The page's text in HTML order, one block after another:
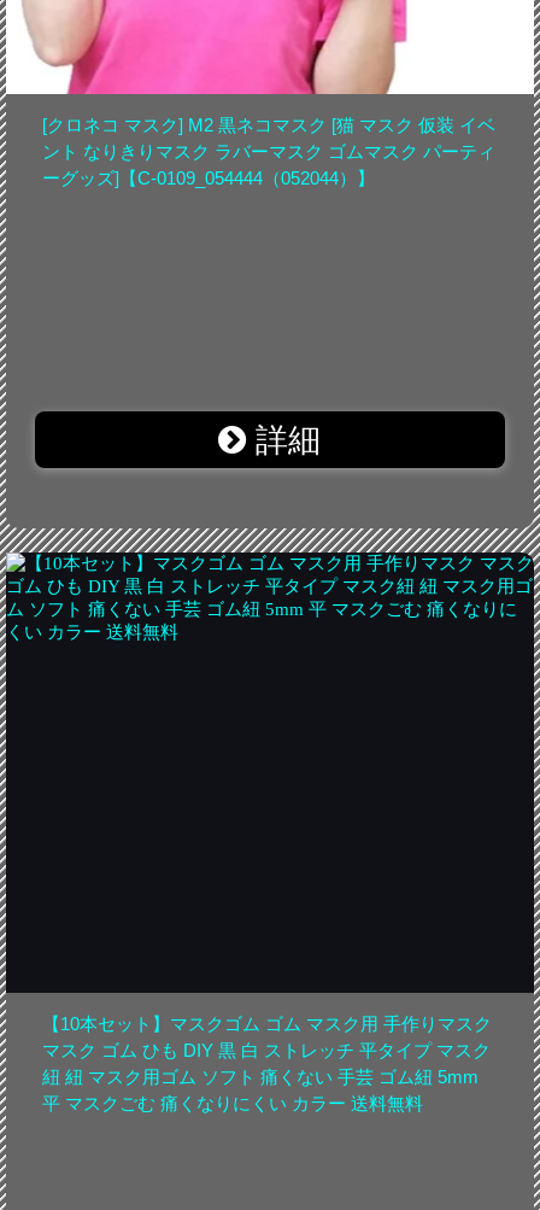
[クロネコ マスク] M2 黒ネコマスク [猫 マスク 仮装 イベ
ント なりきりマスク ラバーマスク ゴムマスク パーティ
ーグッズ]【C-0109_054444（052044）】
詳細
【10本セット】マスクゴム ゴム マスク用 手作りマスク
マスク ゴム ひも DIY 黒 白 ストレッチ 平タイプ マスク
紐 紐 マスク用ゴム ソフト 痛くない 手芸 ゴム紐 5mm
平 マスクごむ 痛くなりにくい カラー 送料無料